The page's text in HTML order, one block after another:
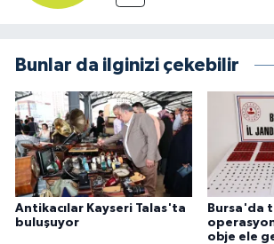
Bunlar da ilginizi çekebilir
Antikacılar Kayseri Talas'ta
buluşuyor
Bursa'da
obje ele